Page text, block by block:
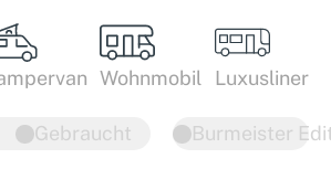
Wohnmobil Luxusliner
Gebraucht Burmeister